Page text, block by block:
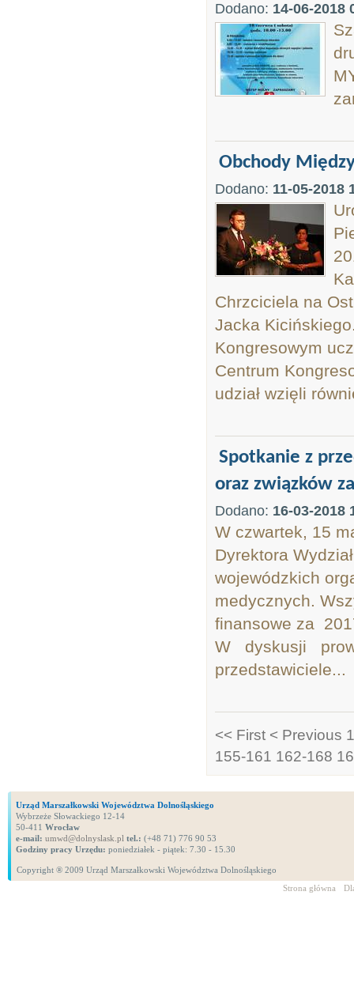
Dodano: 14-06-2018
Obchody
Dodano: 11-05-2018
Chrzciciela na
Jacka
Kongresowym
Centrum
udział wzięli
Spotkanie z
oraz związków
Dodano: 16-03-2018
W czwartek, 15
Dyrektora
wojewódzkich
medycznych.
finansowe za
W dyskusji
przedstawiciele...
<< First < Previous
155-161 162-168
Urząd Marszałkowski Województwa Dolnośląskiego
Wybrzeże Słowackiego 12-14
50-411 Wrocław
e-mail: umwd@dolnyslask.pl tel.: (+48 71) 776 90 53
Godziny pracy Urzędu: poniedziałek - piątek: 7.30 - 15.30
Copyright ® 2009 Urząd Marszałkowski Województwa Dolnośląskiego
Strona główna